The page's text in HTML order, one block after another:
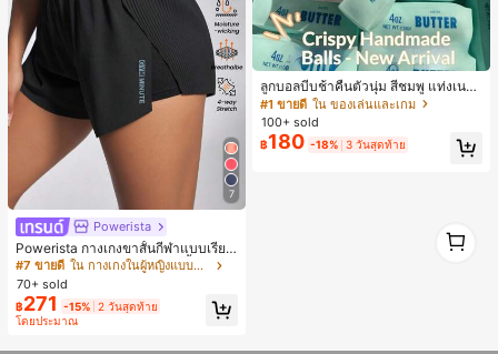
7
Powerista
Powerista กางเกงขาสั้นกีฬาแบบเรียบ
ง่าย สไตล์วันทุกวัน กางเกงขาสั้นสบาย
พร้อมเสวตเตอร์
#7 ขายดี
ใน กางเกงในผู้หญิงแบบแอคทีฟ
70+ sold
฿271 -15% 2 วันสุดท้าย
โดยประมาณ
ลูกบอลบีบช้าคืนตัวนุ่ม สีชมพู แท่งเนย
บีบคลายเครียด นุ่มยืดหยุ่น ของเล่นบีบ
4 ออนซ์ ของเล่นเกลือ เหมาะสำหรับขอ
งขวัญวันหยุด ของขวัญสนุกและน่ารัก
ของขวัญวันเกิด ของขวัญอีสเตอร์ ของ
#1 ขายดี ใน ของเล่นและเกม
100+ sold
฿180 -18% 3 วันสุดท้าย